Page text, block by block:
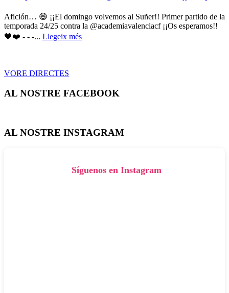
Afición… 😄 ¡¡El domingo volvemos al Suñer!! Primer partido de la
temporada 24/25 contra la @academiavalenciacf ¡¡Os esperamos!!
💙❤️ - - -... Llegeix més
VORE DIRECTES
AL NOSTRE FACEBOOK
AL NOSTRE INSTAGRAM
Síguenos en Instagram